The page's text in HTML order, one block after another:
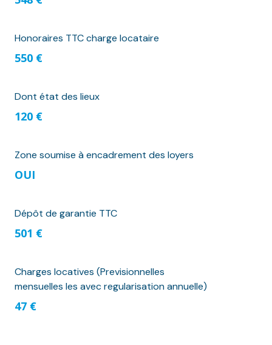
Honoraires TTC charge locataire
550 €
Dont état des lieux
120 €
Zone soumise à encadrement des loyers
OUI
Dépôt de garantie TTC
501 €
Charges locatives (Previsionnelles
mensuelles les avec regularisation annuelle)
47 €